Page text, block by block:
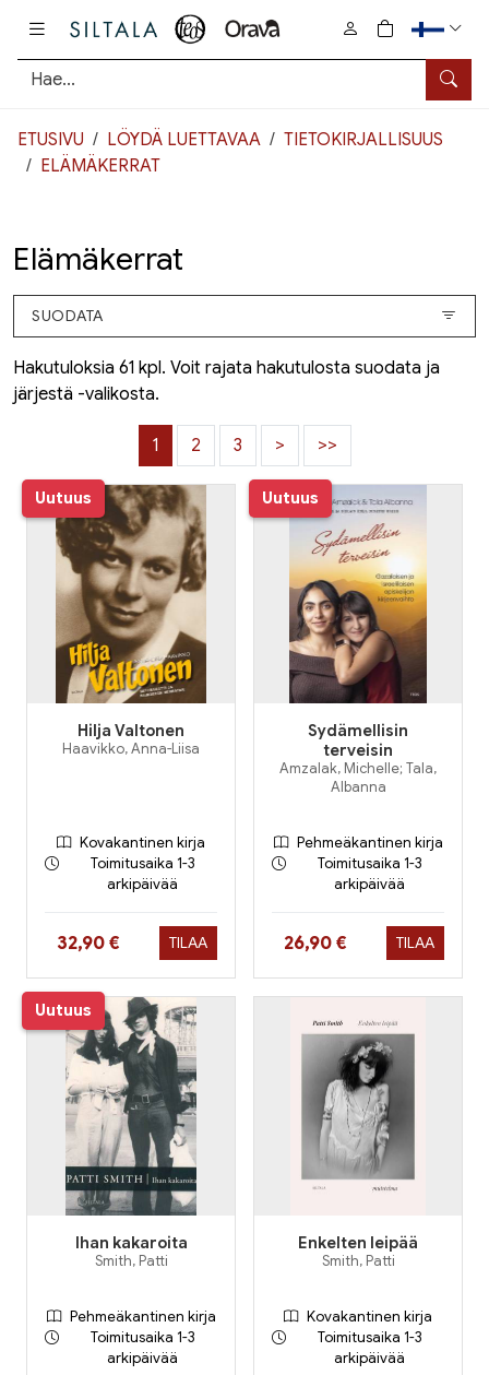
Hae
0
tuotetta
ETUSIVU LÖYDÄ LUETTAVAA
TIETOKIRJALLISUUS
ELÄMÄKERRAT
Elämäkerrat
SUODATA
Hakutuloksia 61 kpl. Voit rajata hakutulosta suodata ja
järjestä -valikosta.
1 2 3 > >>
Uutuus
Hilja Valtonen
Haavikko, Anna-Liisa
Kovakantinen kirja
Toimitusaika 1-3
arkipäivää
Hinta nyt
32,90 € TILAA
Uutuus
Sydämellisin
terveisin
Amzalak, Michelle; Tala,
Albanna
Pehmeäkantinen kirja
Toimitusaika 1-3
arkipäivää
Hinta nyt
26,90 € TILAA
Uutuus
Ihan kakaroita
Smith, Patti
Pehmeäkantinen kirja
Toimitusaika 1-3
arkipäivää
Enkelten leipää
Smith, Patti
Kovakantinen kirja
Toimitusaika 1-3
arkipäivää